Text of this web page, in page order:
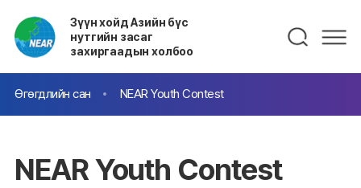
Зүүн хойд Азийн бүс
нутгийн засаг
захиргаадын холбоо
Өгөгдлийн сан NEAR Youth Contest
NEAR Youth Contest